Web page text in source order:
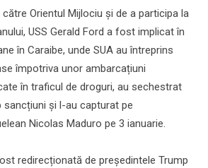
Orientul Mijlociu și de a participa la
USS Gerald Ford a fost implicat în
în Caraibe, unde SUA au întreprins
împotriva unor ambarcațiuni
în traficul de droguri, au sechestrat
și l-au capturat pe
Nicolas Maduro pe 3 ianuarie.
redirecționată de președintele Trump